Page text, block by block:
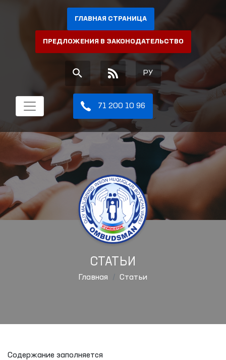
ГЛАВНАЯ СТРАНИЦА
ПРЕДЛОЖЕНИЯ В ЗАКОНОДАТЕЛЬСТВО
РУ
71 200 10 96
СТАТЬИ
Главная Статьи
Содержание заполняется